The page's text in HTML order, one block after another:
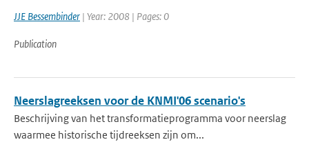
JJE Bessembinder | Year: 2008 | Pages: 0
Publication
Neerslagreeksen voor de KNMI'06 scenario's
Beschrijving van het transformatieprogramma voor neerslag
waarmee historische tijdreeksen zijn om...